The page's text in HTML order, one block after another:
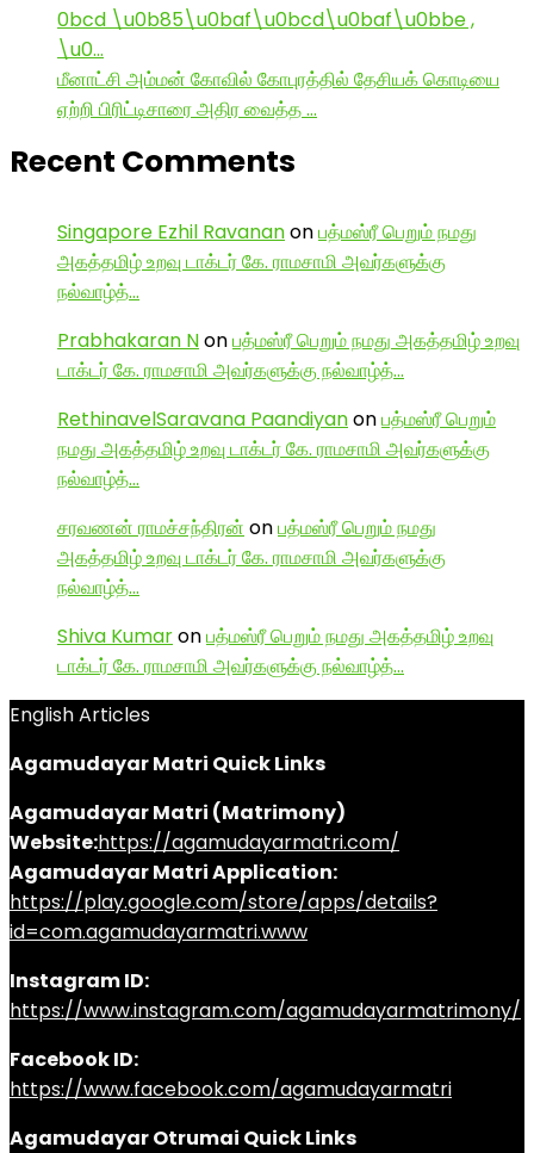
0bcd \u0b85\u0baf\u0bcd\u0baf\u0bbe ,
\u0…
மீனாட்சி அம்மன் கோவில் கோபுரத்தில் தேசியக் கொடியை
ஏற்றி பிரிட்டிசாரை அதிர வைத்த …
Recent Comments
Singapore Ezhil Ravananonபத்மஸ்ரீ பெறும் நமது
அகத்தமிழ் உறவு டாக்டர் கே. ராமசாமி அவர்களுக்கு
நல்வாழ்த்…
Prabhakaran Nonபத்மஸ்ரீ பெறும் நமது அகத்தமிழ் உறவு
டாக்டர் கே. ராமசாமி அவர்களுக்கு நல்வாழ்த்…
RethinavelSaravana Paandiyanonபத்மஸ்ரீ பெறும்
நமது அகத்தமிழ் உறவு டாக்டர் கே. ராமசாமி அவர்களுக்கு
நல்வாழ்த்…
சரவணன் ராமச்சந்திரன் onபத்மஸ்ரீ பெறும் நமது
அகத்தமிழ் உறவு டாக்டர் கே. ராமசாமி அவர்களுக்கு
நல்வாழ்த்…
Shiva Kumaronபத்மஸ்ரீ பெறும் நமது அகத்தமிழ் உறவு
டாக்டர் கே. ராமசாமி அவர்களுக்கு நல்வாழ்த்…
English Articles
Agamudayar Matri Quick Links
Agamudayar Matri (Matrimony)
Website:https://agamudayarmatri.com/
Agamudayar Matri Application:
https://play.google.com/store/apps/details?
id=com.agamudayarmatri.www
Instagram ID:
https://www.instagram.com/agamudayarmatrimony/
Facebook ID:
https://www.facebook.com/agamudayarmatri
Agamudayar Otrumai Quick Links